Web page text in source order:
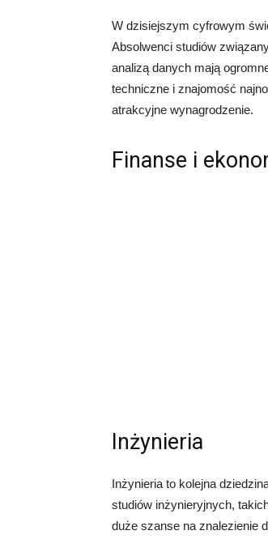
W dzisiejszym cyfrowym
Absolwenci studiów
analizą danych mają
techniczne i znajomość
atrakcyjne wynagrodzenie.
Finanse i
Inżynieria
Inżynieria to kolejna
studiów inżynieryjnych,
duże szanse na znalezienie